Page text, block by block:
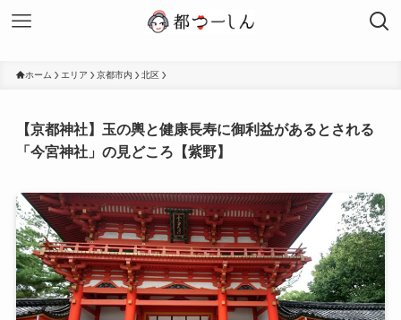
ホーム エリア 京都市内 北区
【京都神社】玉の輿と健康長寿に御利益があるとされる
「今宮神社」の見どころ【紫野】